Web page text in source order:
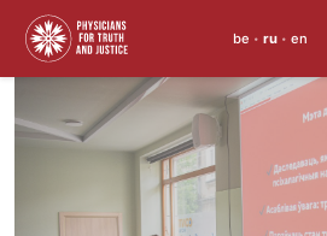
to
content
be • ru • en